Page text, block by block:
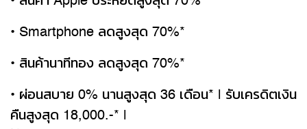
• Smartphone ลดสูงสุด 70%*
• สินค้านาทีทอง ลดสูงสุด 70%*
• ผ่อนสบาย 0% นานสูงสุด 36 เดือน* | รับเครดิตเงิน
คืนสูงสุด 18,000.-* |